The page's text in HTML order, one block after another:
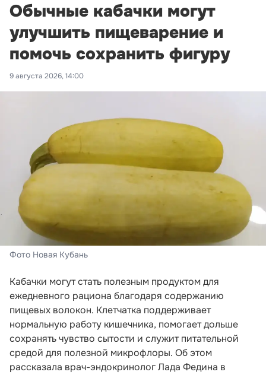
Обычные кабачки могут
улучшить пищеварение и
помочь сохранить фигуру
9 августа 2026, 14:00
Фото Новая Кубань
Кабачки могут стать полезным продуктом для
ежедневного рациона благодаря содержанию
пищевых волокон. Клетчатка поддерживает
нормальную работу кишечника, помогает дольше
сохранять чувство сытости и служит питательной
средой для полезной микрофлоры. Об этом
рассказала врач-эндокринолог Лада Федина в